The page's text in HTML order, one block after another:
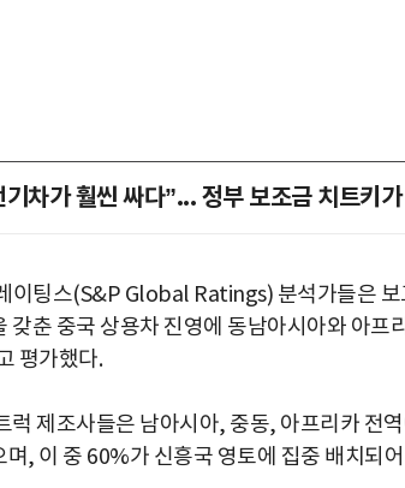
차가 훨씬 싸다”... 정부 보조금 치트키가
이팅스(S&P Global Ratings) 분석가들은
갖춘 중국 상용차 진영에 동남아시아와 아
평가했다.
럭 제조사들은 남아시아, 중동, 아프리카 전
며, 이 중 60%가 신흥국 영토에 집중 배치되